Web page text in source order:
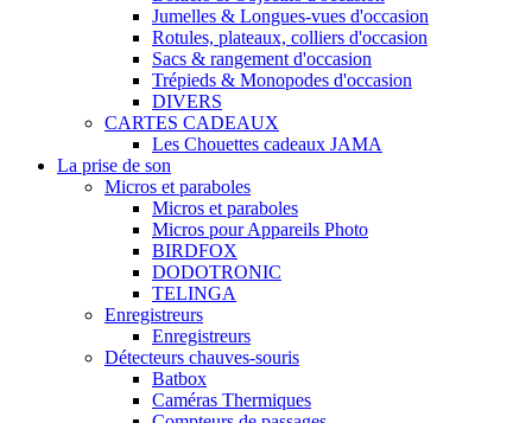
Jumelles & Longues-vues d'occasion
Rotules, plateaux, colliers d'occasion
Sacs & rangement d'occasion
Trépieds & Monopodes d'occasion
DIVERS
CARTES CADEAUX
Les Chouettes cadeaux JAMA
La prise de son
Micros et paraboles
Micros et paraboles
Micros pour Appareils Photo
BIRDFOX
DODOTRONIC
TELINGA
Enregistreurs
Enregistreurs
Détecteurs chauves-souris
Batbox
Caméras Thermiques